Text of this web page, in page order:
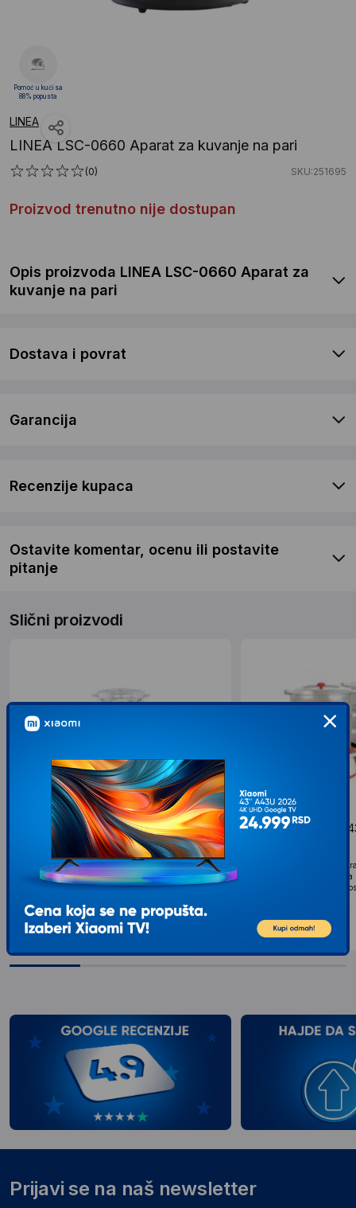
LINEA
LINEA LSC-0660 Aparat za kuvanje na pari
(0) SKU:251695
Proizvod trenutno nije dostupan
Pomoć u kući sa
88% popusta
Opis proizvoda LINEA LSC-0660 Aparat za
kuvanje na pari
Dostava i povrat
Garancija
Recenzije kupaca
Ostavite komentar, ocenu ili postavite
pitanje
Slični proizvodi
ESPERANZA EKG009 aparat za
kuvanje na pari
Snaga : 400W Kapacitet : 7,5l (total) Tajmer : 0-60
minuta Dužina kabla : 1m 3 ležišta za posude
Dimenzije 24 *37cm Dimenzije pojedinačne
3.547 00RSD
COLOSSUS CSS-
Tip Aparat za kuvanje
snaga 700 W Regulator
podešavanja 3 providne
Prijavi se na naš newsletter